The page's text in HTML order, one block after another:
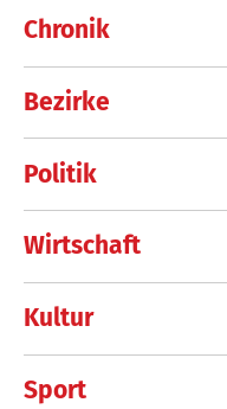
Chronik
Bezirke
Politik
Wirtschaft
Kultur
Sport